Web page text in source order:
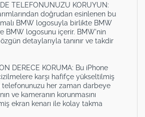
TELEFONUNUZU KORUYUN:
doğrudan esinlenen bu
BMW logosuyla birlikte BMW
BMW logosunu içerir. BMW'nin
özgün detaylarıyla tanınır ve takdir
DERECE KORUMA: Bu iPhone
karşı hafifçe yükseltilmiş
telefonunuzu her zaman darbeye
ve kameranın korunmasını
ekran kenarı ile kolay takma